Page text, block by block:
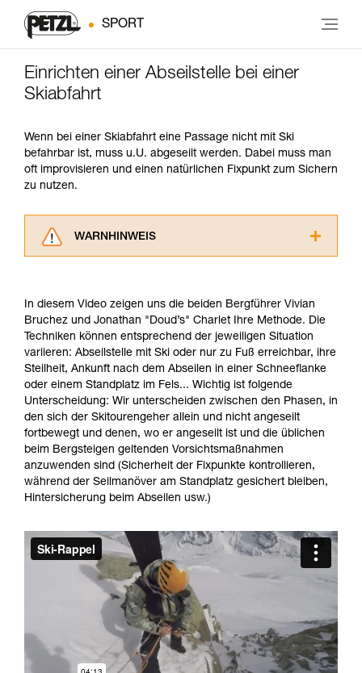
SPORT
Einrichten einer Abseilstelle bei einer
Skiabfahrt
Wenn bei einer Skiabfahrt eine Passage nicht mit Ski
befahrbar ist, muss u.U. abgeseilt werden. Dabei muss man
oft improvisieren und einen natürlichen Fixpunkt zum Sichern
zu nutzen.
WARNHINWEIS
aufmerksam durch, bevor Sie diesen zu Rate
ziehen. Um diese Zusatzinformationen
verstehen zu können, müssen Sie zuerst die in
der Gebrauchsanweisung enthaltenen
Informationen richtig verstanden haben.
Die Beherrschung dieser Techniken setzt eine
entsprechende Ausbildung und ein spezielles
Training voraus. Prüfen Sie zusammen mit
einem Profi, ob Sie in der Lage sind, den
Vorgang alleine sicher zu wiederholen, bevor
Sie ihn eigenständig durchführen.
Wir geben Beispiele für die mit Ihrer Aktivität
verbundenen Techniken. Möglicherweise gibt es
In diesem Video zeigen uns die beiden Bergführer Vivian
Bruchez und Jonathan "Doud’s" Charlet Ihre Methode. Die
Techniken können entsprechend der jeweiligen Situation
variieren: Abseilstelle mit Ski oder nur zu Fuß erreichbar, ihre
Steilheit, Ankunft nach dem Abseilen in einer Schneeflanke
oder einem Standplatz im Fels... Wichtig ist folgende
Unterscheidung: Wir unterscheiden zwischen den Phasen, in
den sich der Skitourengeher allein und nicht angeseilt
fortbewegt und denen, wo er angeseilt ist und die üblichen
beim Bergsteigen geltenden Vorsichtsmaßnahmen
anzuwenden sind (Sicherheit der Fixpunkte kontrollieren,
während der Seilmanöver am Standplatz gesichert bleiben,
Hintersicherung beim Abseilen usw.)